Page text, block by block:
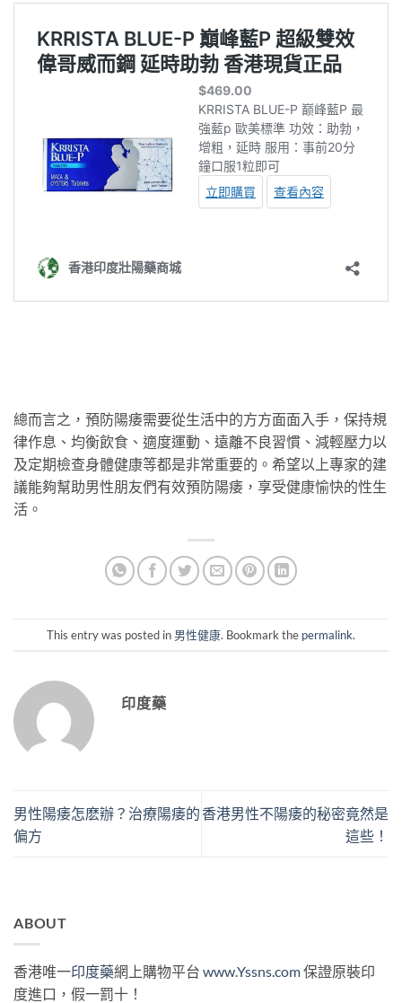
總而言之，預防陽痿需要從生活中的方方面面入手，保持規
律作息、均衡飲食、適度運動、遠離不良習慣、減輕壓力以
及定期檢查身體健康等都是非常重要的。希望以上專家的建
議能夠幫助男性朋友們有效預防陽痿，享受健康愉快的性生
活。
This entry was posted in 男性健康. Bookmark the permalink.
印度藥
男性陽痿怎麽辦？治療陽痿的
偏方
香港男性不陽痿的秘密竟然是
這些！
ABOUT
香港唯一印度藥網上購物平台 www.Yssns.com保證原裝印
度進口，假一罰十！